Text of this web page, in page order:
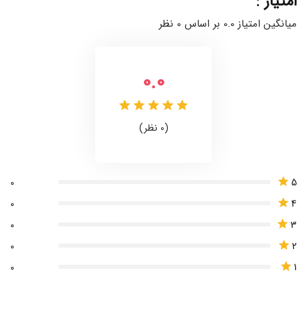
میانگین امتیاز 0.0 بر اساس 0 نظر
0.0
(0 نظر)
5
0
4
0
3
0
2
0
1
0